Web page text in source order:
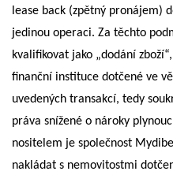
lease back (zpětný pronájem)
jedinou operaci. Za těchto
kvalifikovat jako „dodání
finanční instituce dotčené ve
uvedených transakcí, tedy
práva snížené o nároky
nositelem je společnost
nakládat s nemovitostmi